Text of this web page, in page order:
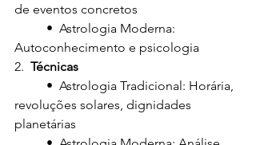
de eventos concretos
Autoconhecimento e psicologia
2. Técnicas
revoluções solares, dignidades
planetárias